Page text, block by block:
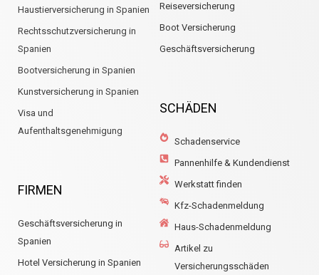
Haustierversicherung in Spanien
Rechtsschutzversicherung in
Spanien
Bootversicherung in Spanien
Kunstversicherung in Spanien
Visa und
Aufenthaltsgenehmigung
FIRMEN
Geschäftsversicherung in
Spanien
Hotel Versicherung in Spanien
Reiseversicherung
Boot Versicherung
Geschäftsversicherung
SCHÄDEN
Schadenservice
Pannenhilfe & Kundendienst
Werkstatt finden
Kfz-Schadenmeldung
Haus-Schadenmeldung
Artikel zu
Versicherungsschäden